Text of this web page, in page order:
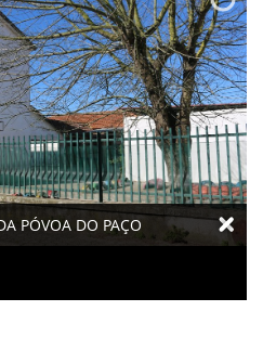
PÓVOA DO PAÇO